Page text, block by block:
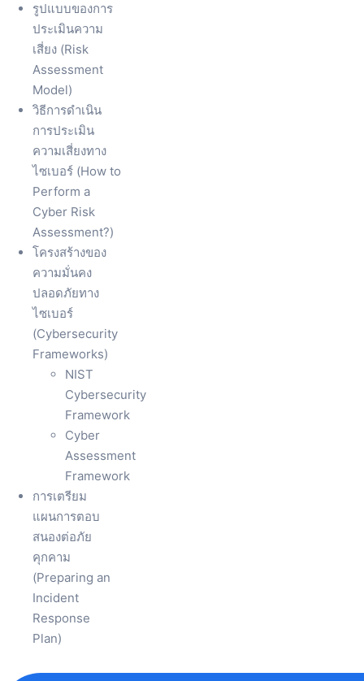
รูปแบบของการ
ประเมินความ
เสี่ยง (Risk
Assessment
Model)
วิธีการดำเนิน
การประเมิน
ความเสี่ยงทาง
ไซเบอร์ (How to
Perform a
Cyber Risk
Assessment?)
โครงสร้างของ
ความมั่นคง
ปลอดภัยทาง
ไซเบอร์
(Cybersecurity
Frameworks)
NIST
Cybersecurity
Framework
Cyber
Assessment
Framework
การเตรียม
แผนการตอบ
สนองต่อภัย
คุกคาม
(Preparing an
Incident
Response
Plan)